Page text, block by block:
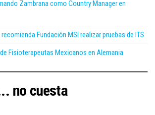
Zambrana como Country Manager en
Fundación MSI realizar pruebas de ITS
Fisioterapeutas Mexicanos en Alemania
no cuesta